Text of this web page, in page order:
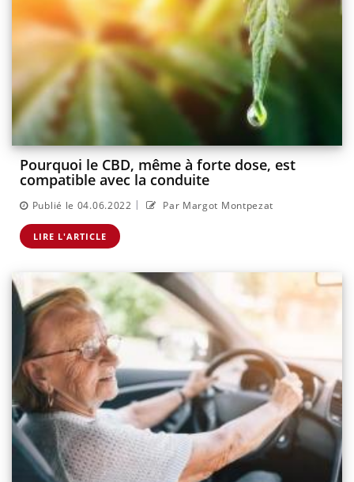
Pourquoi le CBD, même à forte dose, est
compatible avec la conduite
Publié le 04.06.2022 | Par Margot Montpezat
LIRE L'ARTICLE